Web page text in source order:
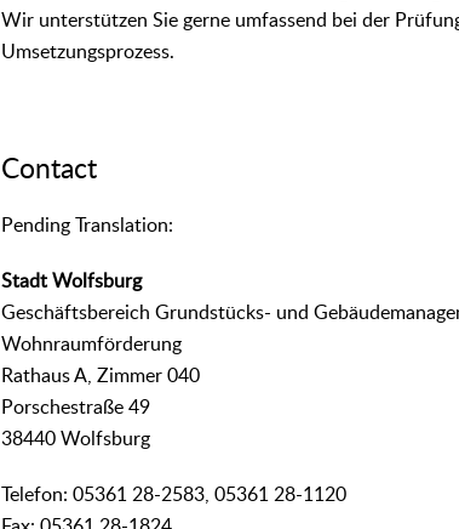
Wir unterstützen Sie gerne umfassend bei der
Umsetzungsprozess.
Contact
᠎Pending Translation:
Stadt Wolfsburg
Geschäftsbereich Grundstücks- und
Wohnraumförderung
Rathaus A, Zimmer 040
Porschestraße 49
38440 Wolfsburg
Telefon: 05361 28-2583, 05361 28-1120